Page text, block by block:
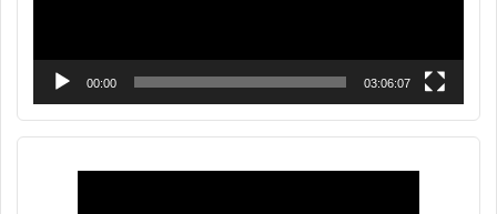
00:00 03:06:07